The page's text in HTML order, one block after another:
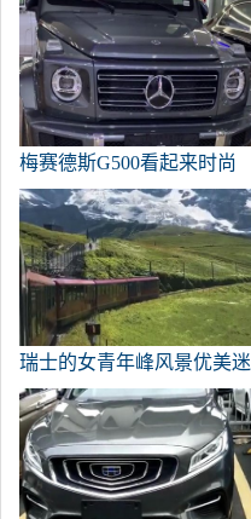
梅赛德斯G500看起来时尚
而霸气
瑞士的女青年峰风景优美迷
人。